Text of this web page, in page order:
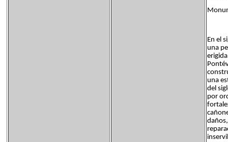
En el
una
una
del
por